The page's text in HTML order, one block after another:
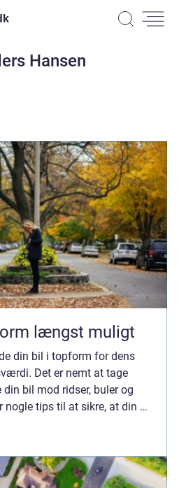
Hansen
længst muligt
din bil i topform for dens
Det er nemt at tage
bil mod ridser, buler og
nogle tips til at sikre, at din bil